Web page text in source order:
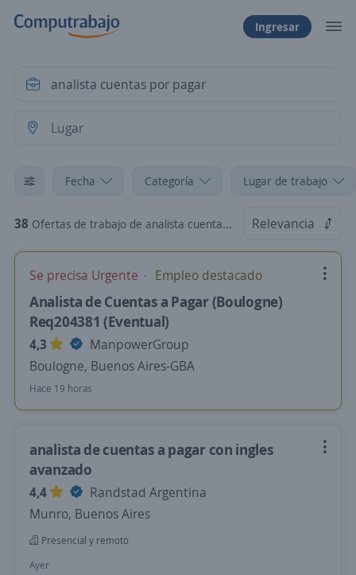
Ingresar
Fecha Categoría Lugar de trabajo
38 Ofertas de trabajo de analista cuentas por pagar Relevancia
Se precisa Urgente Empleo destacado
Analista de Cuentas a Pagar (Boulogne)
Req204381 (Eventual)
4,3
ManpowerGroup
Boulogne, Buenos Aires-GBA
Hace 19 horas
analista de cuentas a pagar con ingles
avanzado
4,4
Randstad Argentina
Munro, Buenos Aires
Presencial y remoto
Ayer